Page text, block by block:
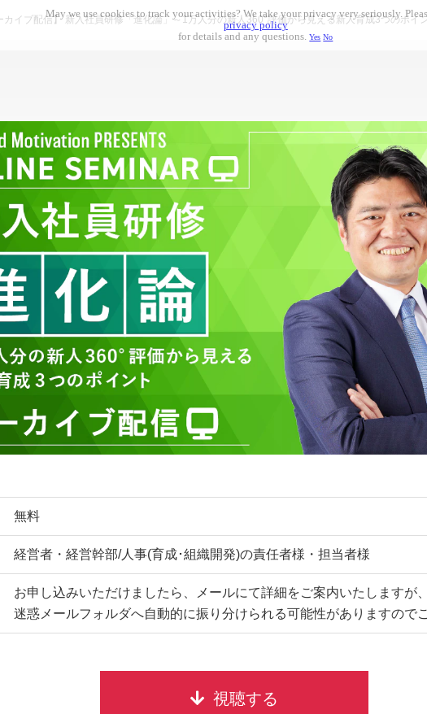
カイブ配信】 新入社員研修「進化論」～1万人分の新人360°評価から見える新人育成3つのポイ
無料
経営者・経営幹部/人事(育成･組織開発)の責任者様・担当者様
お申し込みいただけましたら、メールにて詳細をご案内いたしますが、
迷惑メールフォルダへ自動的に振り分けられる可能性がありますので
視聴する
May we use cookies to track your activities? We take your privacy very seriously.
privacy policy
for details and any questions.Yes No